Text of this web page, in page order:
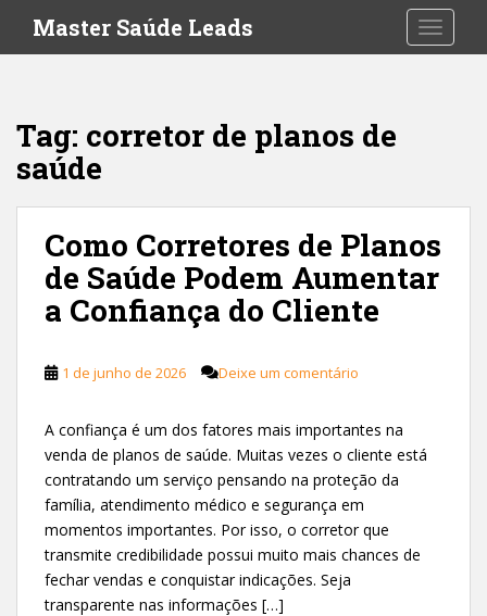
i
Master Saúde Leads
Tag: corretor de planos de
saúde
Como Corretores de Planos
de Saúde Podem Aumentar
a Confiança do Cliente
1 de junho de 2026 Deixe um comentário
A confiança é um dos fatores mais importantes na
venda de planos de saúde. Muitas vezes o cliente está
contratando um serviço pensando na proteção da
família, atendimento médico e segurança em
momentos importantes. Por isso, o corretor que
transmite credibilidade possui muito mais chances de
fechar vendas e conquistar indicações. Seja
transparente nas informações […]